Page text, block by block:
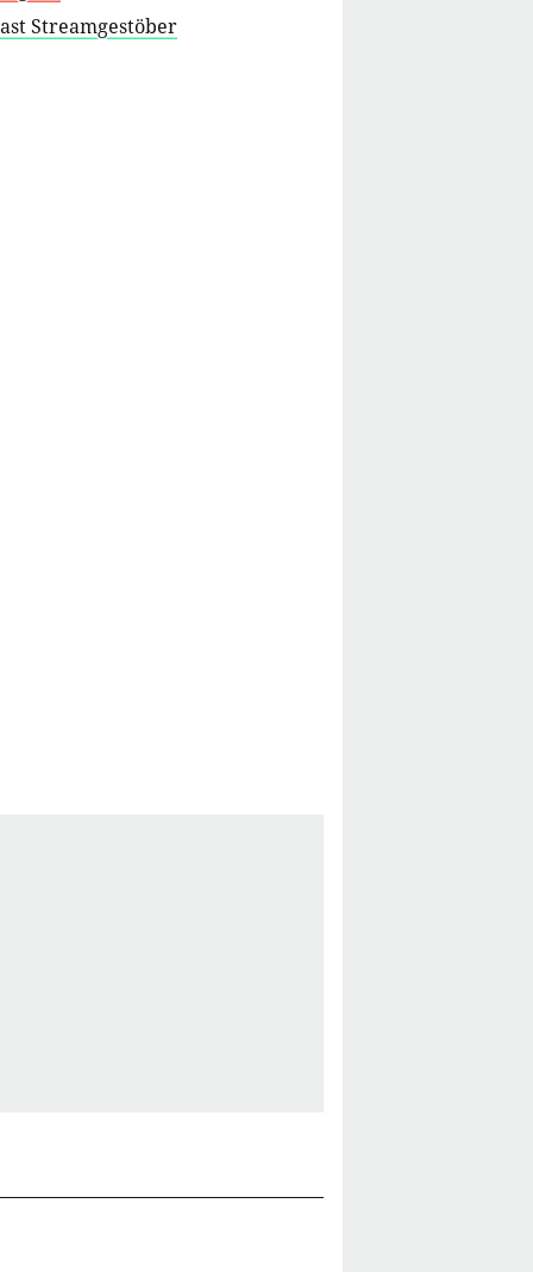
Streamgestöber